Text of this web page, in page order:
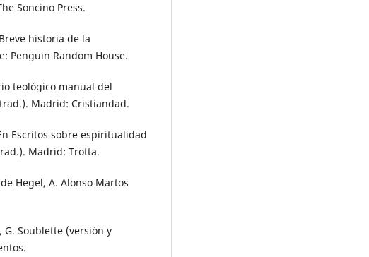
Soncino Press.
historia de la
Penguin Random House.
teológico manual del
Madrid: Cristiandad.
Escritos sobre espiritualidad
Madrid: Trotta.
Hegel, A. Alonso Martos
G. Soublette (versión y